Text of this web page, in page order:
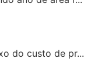
do custo de pr...